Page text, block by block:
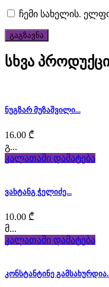
heuer.
brand
replica
tag
cheap
tag
heuer
monaco
replica
here.
high
quality
ჩემი სახელის.
სხვა
ნუგზარ მუზაშვილი...
16.00 ₾
გ...
კალათაში დამატება
ვახტანგ ჭელიძე...
10.00 ₾
მ...
კალათაში დამატება
კონსტანტინე